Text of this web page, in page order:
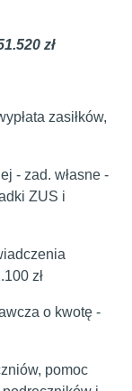
zł
zasiłków,
- zad. własne -
ZUS i
zł
o kwotę -
pomoc